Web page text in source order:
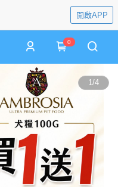
開啟APP
0
1/4